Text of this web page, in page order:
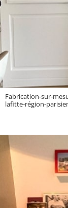
Fabrication-sur-
lafitte-région-